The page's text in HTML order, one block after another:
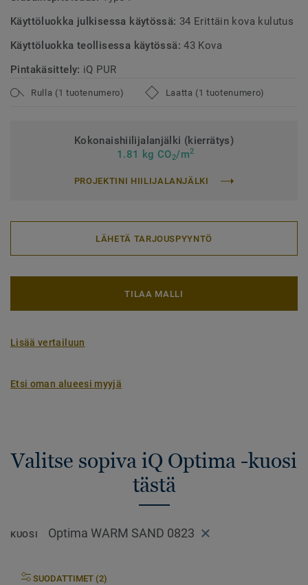
Käyttöluokka julkisessa käytössä: 34 Erittäin kova kulutus
Käyttöluokka teollisessa käytössä:43 Kova
Pintakäsittely: iQ PUR
Rulla (1 tuotenumero) Laatta (1 tuotenumero)
Kokonaishiilijalanjälki (kierrätys)
1.81 kg CO2/m2
PROJEKTINI HIILIJALANJÄLKI
LÄHETÄ TARJOUSPYYNTÖ
TILAA MALLI
Lisää vertailuun
Etsi oman alueesi myyjä
Valitse sopiva iQ Optima -kuosi
tästä
KUOSI Optima WARM SAND 0823
SUODATTIMET (2)